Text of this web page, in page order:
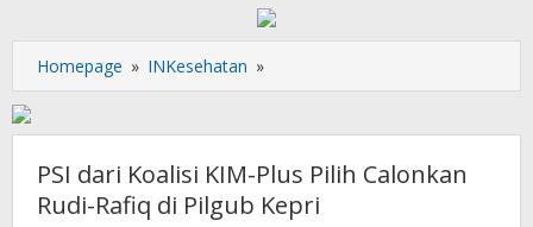
Homepage » INKesehatan »
dari
KIM-
Plus
Pilih
Calonkan
PSI dari Koalisi KIM-Plus Pilih Calonkan
Rudi-Rafiq di Pilgub Kepri